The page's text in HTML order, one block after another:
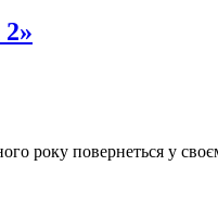
року повернеться у